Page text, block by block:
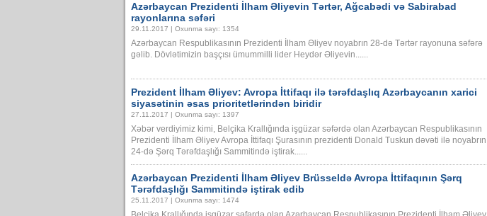
Azərbaycan Prezidenti İlham Əliyevin Tərtər, Ağcabədi və Sabirabad
rayonlarına səfəri
29.11.2017 | Oxunma sayı: 1354
Azərbaycan Respublikasının Prezidenti İlham Əliyev noyabrın 28-də Tərtər rayonuna səfərə
gəlib. Dövlətimizin başçısı ümummilli lider Heydər Əliyevin......
Prezident İlham Əliyev: Avropa İttifaqı ilə tərəfdaşlıq Azərbaycanın xarici
siyasətinin əsas prioritetlərindən biridir
27.11.2017 | Oxunma sayı: 1397
Xəbər verdiyimiz kimi, Belçika Krallığında işgüzar səfərdə olan Azərbaycan Respublikasının
Prezidenti İlham Əliyev Avropa İttifaqı Şurasının prezidenti Donald Tuskun dəvəti ilə noyabrın
24-də Şərq Tərəfdaşlığı Sammitində iştirak......
Azərbaycan Prezidenti İlham Əliyev Brüsseldə Avropa İttifaqının Şərq
Tərəfdaşlığı Sammitində iştirak edib
25.11.2017 | Oxunma sayı: 1474